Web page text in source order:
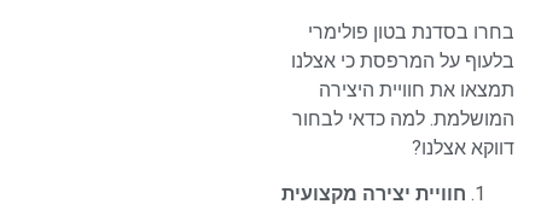
בחרו בסדנת בטון פולימרי
בלעוף על המרפסת כי אצלנו
תמצאו את חוויית היצירה
המושלמת. למה כדאי לבחור
דווקא אצלנו?
חוויית יצירה מקצועית